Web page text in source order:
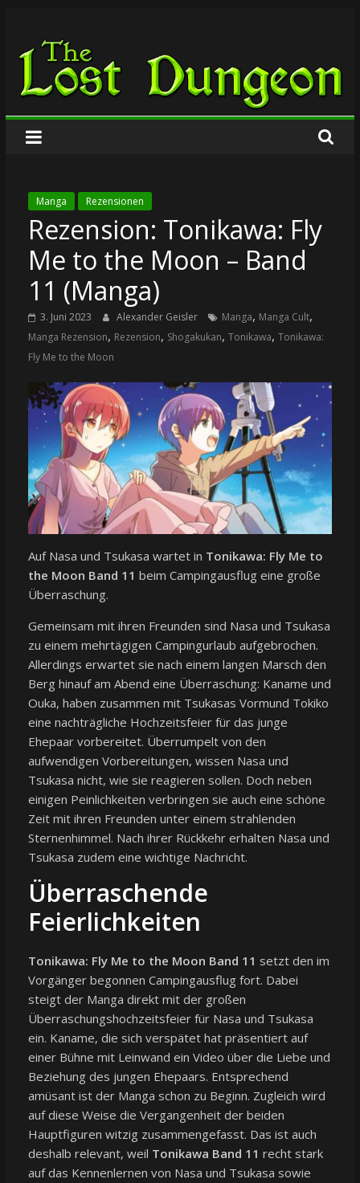
springen
The
Lost
Dungeon
Manga Rezensionen
Rezension: Tonikawa: Fly
Me to the Moon – Band
11 (Manga)
3. Juni 2023 Alexander Geisler Manga, Manga Cult,
Manga Rezension, Rezension, Shogakukan, Tonikawa, Tonikawa:
Fly Me to the Moon
Auf Nasa und Tsukasa wartet in Tonikawa: Fly Me to
the Moon Band 11 beim Campingausflug eine große
Überraschung.
Gemeinsam mit ihren Freunden sind Nasa und Tsukasa
zu einem mehrtägigen Campingurlaub aufgebrochen.
Allerdings erwartet sie nach einem langen Marsch den
Berg hinauf am Abend eine Überraschung: Kaname und
Ouka, haben zusammen mit Tsukasas Vormund Tokiko
eine nachträgliche Hochzeitsfeier für das junge
Ehepaar vorbereitet. Überrumpelt von den
aufwendigen Vorbereitungen, wissen Nasa und
Tsukasa nicht, wie sie reagieren sollen. Doch neben
einigen Peinlichkeiten verbringen sie auch eine schöne
Zeit mit ihren Freunden unter einem strahlenden
Sternenhimmel. Nach ihrer Rückkehr erhalten Nasa und
Tsukasa zudem eine wichtige Nachricht.
Überraschende
Feierlichkeiten
Tonikawa: Fly Me to the Moon Band 11 setzt den im
Vorgänger begonnen Campingausflug fort. Dabei
steigt der Manga direkt mit der großen
Überraschungshochzeitsfeier für Nasa und Tsukasa
ein. Kaname, die sich verspätet hat präsentiert auf
einer Bühne mit Leinwand ein Video über die Liebe und
Beziehung des jungen Ehepaars. Entsprechend
amüsant ist der Manga schon zu Beginn. Zugleich wird
auf diese Weise die Vergangenheit der beiden
Hauptfiguren witzig zusammengefasst. Das ist auch
deshalb relevant, weil Tonikawa Band 11 recht stark
auf das Kennenlernen von Nasa und Tsukasa sowie